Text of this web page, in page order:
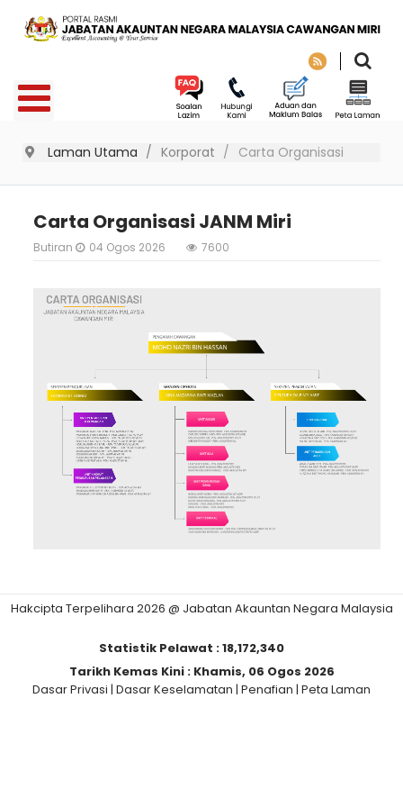
Laman Utama Korporat Carta Organisasi
Carta Organisasi JANM Miri
Butiran 04 Ogos 2026 7600
Hakcipta Terpelihara 2026 @ Jabatan Akauntan Negara Malaysia
Statistik Pelawat :18,172,340
Tarikh Kemas Kini : Khamis, 06 Ogos 2026
Dasar Privasi | Dasar Keselamatan | Penafian | Peta Laman